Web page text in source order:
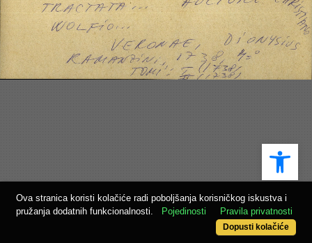
Ova stranica koristi kolačiće radi poboljšanja korisničkog iskustva i
pružanja dodatnih funkcionalnosti.
Pojedinosti Pravila privatnosti
Dopusti kolačiće